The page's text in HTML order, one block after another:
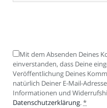
Mit dem Absenden Deines
einverstanden, dass Deine
Veröffentlichung Deines
natürlich Deiner E-Mail-
Informationen und
Datenschutzerklärung.*